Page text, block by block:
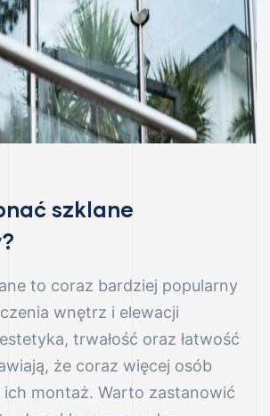
szklane
to coraz bardziej popularny
wnętrz i elewacji
trwałość oraz łatwość
że coraz więcej osób
ich montaż. Warto zastanowić